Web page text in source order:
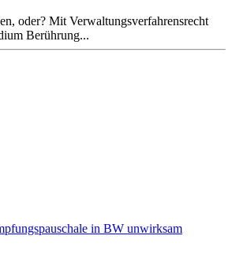
oder? Mit Verwaltungsverfahrensrecht
Berührung...
in BW unwirksam